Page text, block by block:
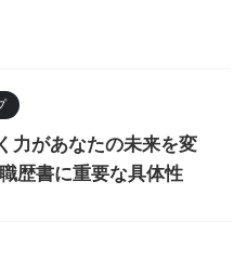
力があなたの未来を変
歴書に重要な具体性